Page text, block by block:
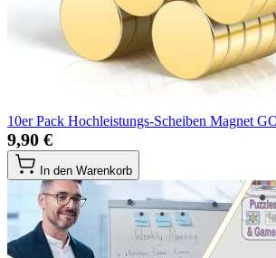
10er Pack Hochleistungs-Scheiben Magnet
9,90 €
In den Warenkorb